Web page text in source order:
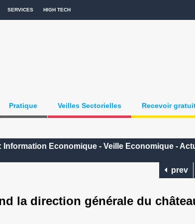
SERVICES HIGH TECH
Pratique Veilles Sectorielles Recevoir
Economique - Veille Economique -
prev
la direction générale du